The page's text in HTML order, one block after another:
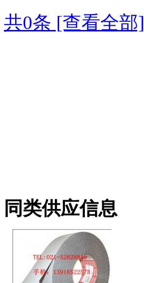
共0条 [查看全部]
同类供应信息